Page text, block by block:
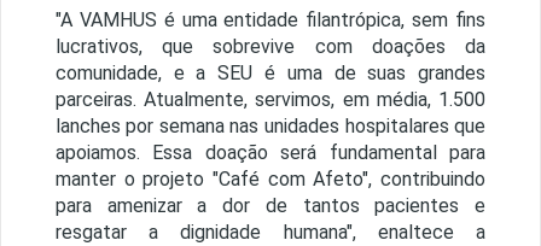
"A VAMHUS é uma entidade filantrópica, sem fins
lucrativos, que sobrevive com doações da
comunidade, e a SEU é uma de suas grandes
parceiras. Atualmente, servimos, em média, 1.500
lanches por semana nas unidades hospitalares que
apoiamos. Essa doação será fundamental para
manter o projeto "Café com Afeto", contribuindo
para amenizar a dor de tantos pacientes e
resgatar a dignidade humana", enaltece a